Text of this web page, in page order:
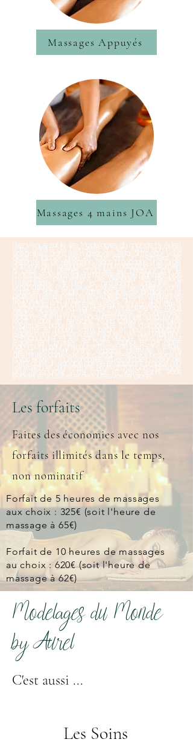
Massages Appuyés
Massages 4 mains JOA
Bienvenue sur le site Modelages du monde by Aurel,
votre centre de bien-être à Metz. Nous sommes
spécialisés dans les massages relaxants pour vous
aider à lâcher prise et vous offrir un moment de
détente et de relaxation. Nous proposons une large
gamme de massages, allant du massage californien
à celui aux pierres chaudes en passant par le
massage ayurvédique et la réflexologie plantaire. Nos
massages permettent de dénouer les tensions
musculaires, stimuler la circulation sanguine et
lymphatique, évacuer les toxines et rééquilibrer votre
corps et votre esprit. Notre équipe de praticiens et
praticiennes expérimentés et expertes en différentes
techniques de massage telles que le shiatsu, le
thaïlandais, le balinais et le suédois, saura répondre à
vos besoins pour vous apaiser et vous détendre. Nous
offrons également des massages spécialement
adaptés aux femmes enceintes pour les soulager de
leurs maux et tensions. Nous utilisons des huiles
végétales naturelles telles que l'huile d'argan pour
hydrater et nourrir votre peau et nous proposons
également des soins esthétiques tels que l'épilation,
la manucure et les soins du visage. Vous pourrez
également profiter de notre sauna et de notre
hammam pour une parenthèse de bien-être totale.
Venez découvrir notre espace détente et nos
différentes cartes de soins, adaptées à vos besoins et
à vos envies. Nous sommes situés en plein cœur de
Metz, dans un espace calme et apaisant, propice à la
relaxation et à la sérénité. Profitez d'un bon massage
pour ressourcer votre corps et votre esprit, vous
évader et vous libérer de toutes vos tensions.
Les forfaits
Faites des économies avec nos
forfaits illimités dans le temps,
non nominatif
Forfait de 5 heures de massages
aux choix : 325€ (soit l'heure de
massage à 65€)
Forfait de 10 heures de massages
au choix : 620€ (soit l'heure de
massage à 62€)
Modelages du Monde
by Aurel
C'est aussi ...
Les Soins